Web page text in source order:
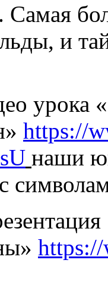
Самая
и
урока
https://
наши